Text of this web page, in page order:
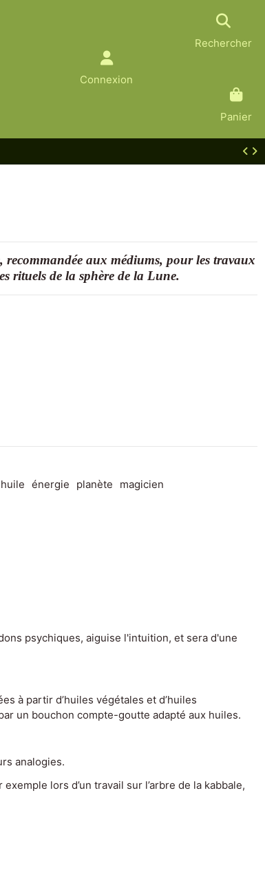
Rechercher
Connexion
Panier
recommandée aux médiums, pour les travaux
rituels de la sphère de la Lune.
huile énergie planète magicien
psychiques, aiguise l'intuition, et sera d'une
à partir d’huiles végétales et d’huiles
un bouchon compte-goutte adapté aux huiles.
analogies.
lors d’un travail sur l’arbre de la kabbale,